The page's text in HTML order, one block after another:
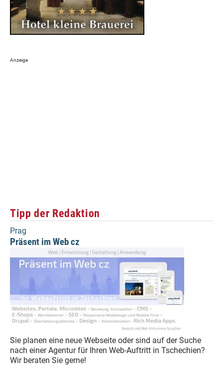
Tipp der Redaktion
Prag
Präsent im Web cz
Sie planen eine neue Webseite oder sind auf der Suche
nach einer Agentur für Ihren Web-Auftritt in Tschechien?
Wir beraten Sie gerne!